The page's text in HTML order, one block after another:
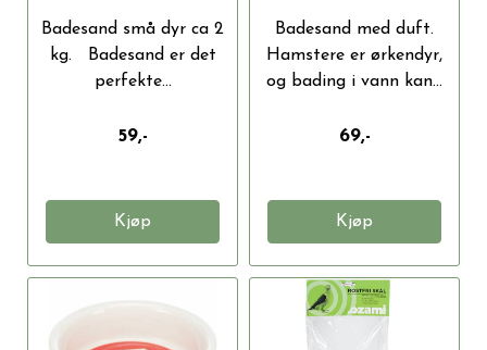
Badesand små dyr ca 2
kg. Badesand er det
perfekte...
59,-
Kjøp
Badesand med duft.
Hamstere er ørkendyr,
og bading i vann kan...
69,-
Kjøp